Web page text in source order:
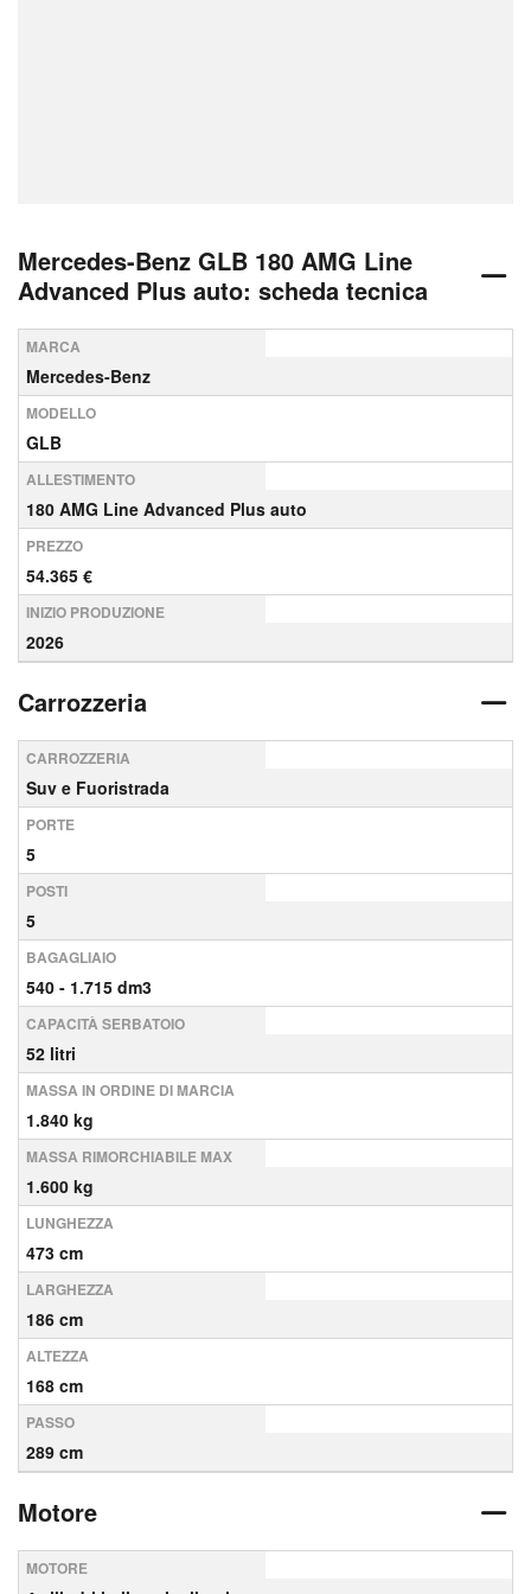
Mercedes-Benz GLB 180 AMG Line
Advanced Plus auto: scheda tecnica
MARCA
Mercedes-Benz
MODELLO
GLB
ALLESTIMENTO
180 AMG Line Advanced Plus auto
PREZZO
54.365 €
INIZIO PRODUZIONE
2026
Carrozzeria
CARROZZERIA
Suv e Fuoristrada
PORTE
5
POSTI
5
BAGAGLIAIO
540 - 1.715 dm3
CAPACITÀ SERBATOIO
52 litri
MASSA IN ORDINE DI MARCIA
1.840 kg
MASSA RIMORCHIABILE MAX
1.600 kg
LUNGHEZZA
473 cm
LARGHEZZA
186 cm
ALTEZZA
168 cm
PASSO
289 cm
Motore
MOTORE